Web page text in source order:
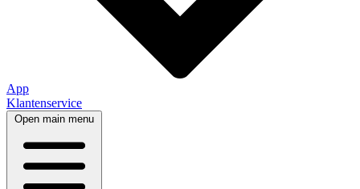
App
Klantenservice
Open main menu